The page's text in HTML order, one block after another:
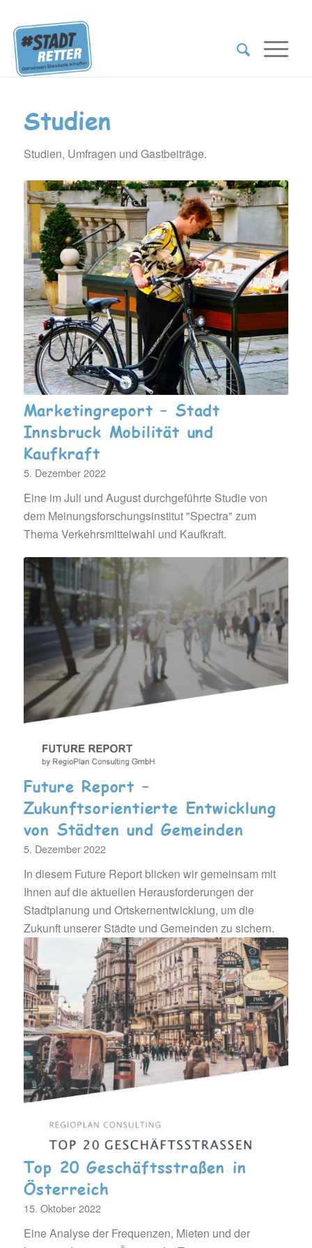
Studien
Studien, Umfragen und Gastbeiträge.
Marketingreport – Stadt
Innsbruck Mobilität und
Kaufkraft
5. Dezember 2022
Eine im Juli und August durchgeführte Studie von
dem Meinungsforschungsinstitut "Spectra" zum
Thema Verkehrsmittelwahl und Kaufkraft.
Future Report –
Zukunftsorientierte Entwicklung
von Städten und Gemeinden
5. Dezember 2022
In diesem Future Report blicken wir gemeinsam mit
Ihnen auf die aktuellen Herausforderungen der
Stadtplanung und Ortskernentwicklung, um die
Zukunft unserer Städte und Gemeinden zu sichern.
Top 20 Geschäftsstraßen in
Österreich
15. Oktober 2022
Eine Analyse der Frequenzen, Mieten und der